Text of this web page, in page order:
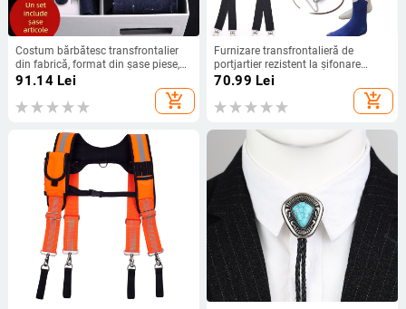
Costum bărbătesc transfrontalier
din fabrică, format din șase piese,
negru, 8 cm, cu dungi, cravată
manuală, mire, cutie cadou de
nuntă
91.14Lei
add_shopping_cart
Furnizare transfrontalieră de
portjartier rezistent la șifonare
pentru cămașă bărbătească
europeană și americană, cu 3
clipsuri, bară Y de 2,5 cm
70.99 Lei
add_shopping_cart